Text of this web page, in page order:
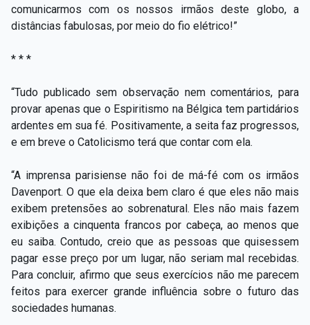
comunicarmos com os nossos irmãos deste globo, a
distâncias fabulosas, por meio do fio elétrico!”
* * *
“Tudo publicado sem observação nem comentários, para
provar apenas que o Espiritismo na Bélgica tem partidários
ardentes em sua fé. Positivamente, a seita faz progressos,
e em breve o Catolicismo terá que contar com ela.
“A imprensa parisiense não foi de má-fé com os irmãos
Davenport. O que ela deixa bem claro é que eles não mais
exibem pretensões ao sobrenatural. Eles não mais fazem
exibições a cinquenta francos por cabeça, ao menos que
eu saiba. Contudo, creio que as pessoas que quisessem
pagar esse preço por um lugar, não seriam mal recebidas.
Para concluir, afirmo que seus exercícios não me parecem
feitos para exercer grande influência sobre o futuro das
sociedades humanas.